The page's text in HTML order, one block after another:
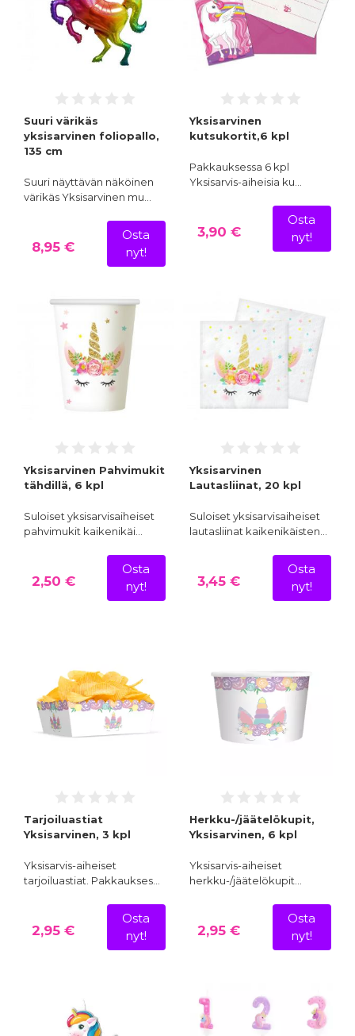
Suuri värikäs
yksisarvinen foliopallo,
135 cm
Suuri näyttävän näköinen
värikäs Yksisarvinen mu…
8,95 €
Osta
nyt!
Yksisarvinen
kutsukortit,6 kpl
Pakkauksessa 6 kpl
Yksisarvis-aiheisia ku…
3,90 €
Osta
nyt!
Yksisarvinen Pahvimukit
tähdillä, 6 kpl
Suloiset yksisarvisaiheiset
pahvimukit kaikenikäi…
2,50 €
Osta
nyt!
Yksisarvinen
Lautasliinat, 20 kpl
Suloiset yksisarvisaiheiset
lautasliinat kaikenikäisten…
3,45 €
Osta
nyt!
Tarjoiluastiat
Yksisarvinen, 3 kpl
Yksisarvis-aiheiset
tarjoiluastiat. Pakkaukses…
2,95 €
Osta
nyt!
Herkku-/jäätelökupit,
Yksisarvinen, 6 kpl
Yksisarvis-aiheiset
herkku-/jäätelökupit…
2,95 €
Osta
nyt!